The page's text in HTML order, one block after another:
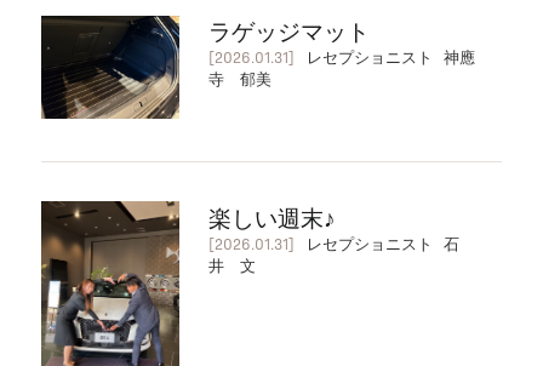
ラゲッジマット
[2026.01.31]
レセプショニスト 神應
寺 郁美
楽しい週末♪
[2026.01.31]
レセプショニスト 石
井 文